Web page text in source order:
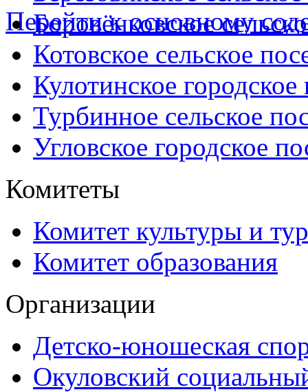
Перейти к основному
Боровёнковское
Котовское сельское
Кулотинское городское
Турбинное сельское
Угловское городское
Комитеты
Комитет культуры и
Комитет образования
Организации
Детско-юношеская
Окуловский